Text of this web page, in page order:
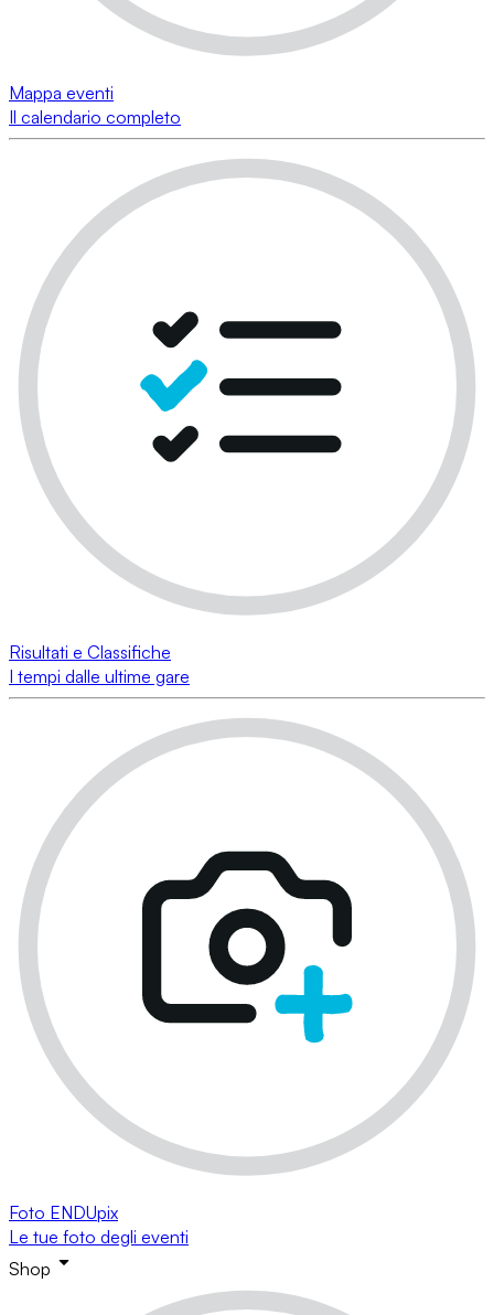
Mappa eventi
Il calendario completo
Risultati e Classifiche
I tempi dalle ultime gare
Foto ENDUpix
Le tue foto degli eventi
Shop